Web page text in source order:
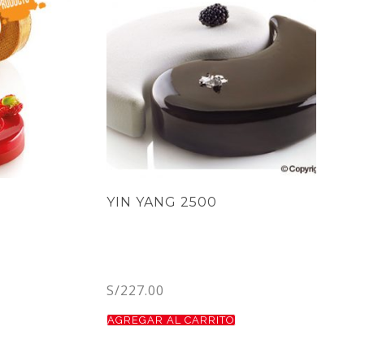
YIN YANG 2500
S/227.00
AGREGAR AL CARRITO